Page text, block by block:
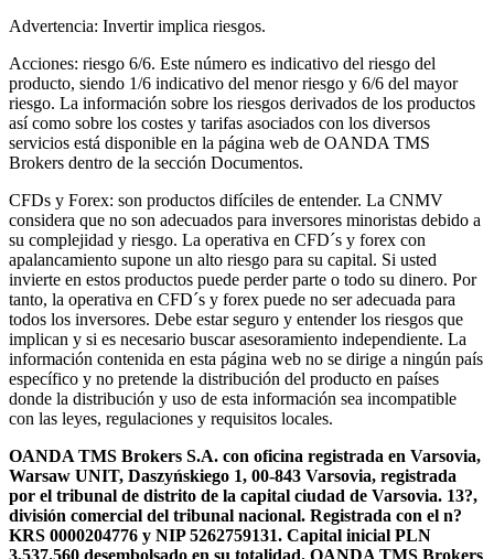
Advertencia: Invertir implica riesgos.
Acciones: riesgo 6/6. Este número es indicativo del riesgo del
producto, siendo 1/6 indicativo del menor riesgo y 6/6 del mayor
riesgo. La información sobre los riesgos derivados de los productos
así como sobre los costes y tarifas asociados con los diversos
servicios está disponible en la página web de OANDA TMS
Brokers dentro de la sección Documentos.
CFDs y Forex: son productos difíciles de entender. La CNMV
considera que no son adecuados para inversores minoristas debido a
su complejidad y riesgo. La operativa en CFD´s y forex con
apalancamiento supone un alto riesgo para su capital. Si usted
invierte en estos productos puede perder parte o todo su dinero. Por
tanto, la operativa en CFD´s y forex puede no ser adecuada para
todos los inversores. Debe estar seguro y entender los riesgos que
implican y si es necesario buscar asesoramiento independiente. La
información contenida en esta página web no se dirige a ningún país
específico y no pretende la distribución del producto en países
donde la distribución y uso de esta información sea incompatible
con las leyes, regulaciones y requisitos locales.
OANDA TMS Brokers S.A. con oficina registrada en Varsovia,
Warsaw UNIT, Daszyńskiego 1, 00-843 Varsovia, registrada
por el tribunal de distrito de la capital ciudad de Varsovia. 13?,
división comercial del tribunal nacional. Registrada con el n?
KRS 0000204776 y NIP 5262759131. Capital inicial PLN